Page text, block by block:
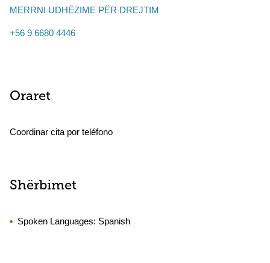
MERRNI UDHËZIME PËR DREJTIM
+56 9 6680 4446
Oraret
Coordinar cita por teléfono
Shërbimet
Spoken Languages: Spanish